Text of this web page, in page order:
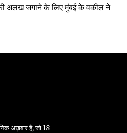
की अलख जगाने के लिए मुंबई के वकील ने
अख़बार है, जो 18